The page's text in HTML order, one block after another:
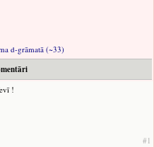
d-grāmatā (~33)
!
#1